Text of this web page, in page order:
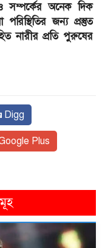
সম্পর্কের অনেক দিক
জন্য প্রস্তুত
নারীর প্রতি পুরুষের
Digg
Plus